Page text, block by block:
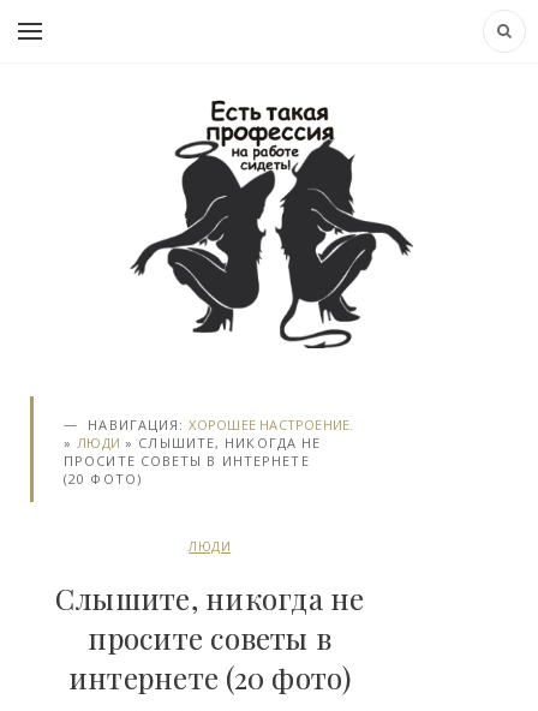
НАВИГАЦИЯ:ХОРОШЕЕ НАСТРОЕНИЕ.
»ЛЮДИ » СЛЫШИТЕ, НИКОГДА НЕ
ПРОСИТЕ СОВЕТЫ В ИНТЕРНЕТЕ
(20 ФОТО)
ЛЮДИ
Слышите, никогда не
просите советы в
интернете (20 фото)